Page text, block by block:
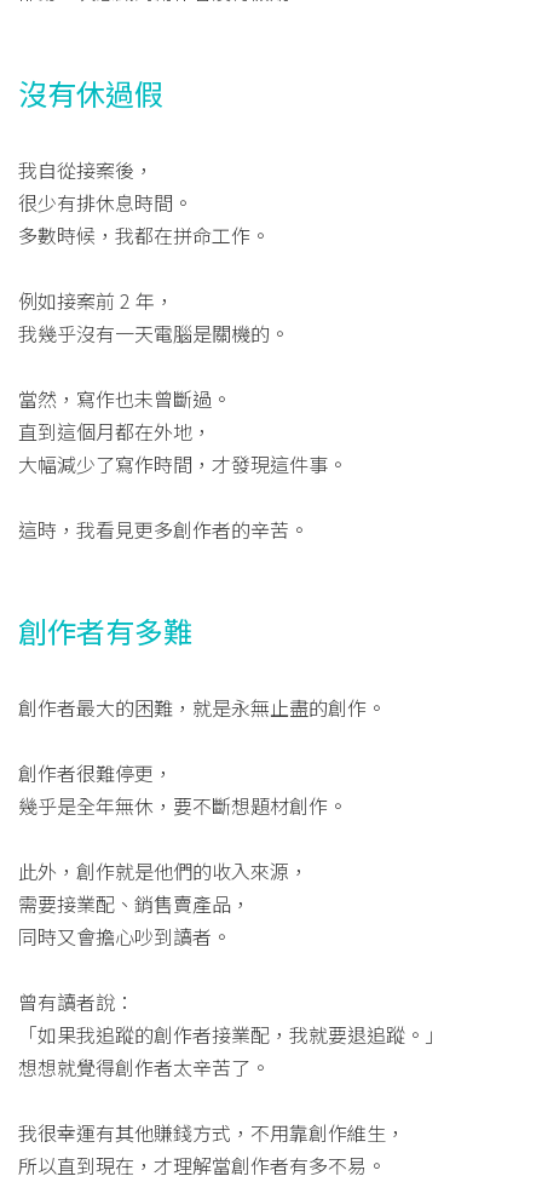
沒有休過假
我自從接案後，
很少有排休息時間。
多數時候，我都在拼命工作。
例如接案前 2 年，
我幾乎沒有一天電腦是關機的。
當然，寫作也未曾斷過。
直到這個月都在外地，
大幅減少了寫作時間，才發現這件事。
這時，我看見更多創作者的辛苦。
創作者有多難
創作者最大的困難，就是永無止盡的創作。
創作者很難停更，
幾乎是全年無休，要不斷想題材創作。
此外，創作就是他們的收入來源，
需要接業配、銷售賣產品，
同時又會擔心吵到讀者。
曾有讀者說：
「如果我追蹤的創作者接業配，我就要退追蹤。」
想想就覺得創作者太辛苦了。
我很幸運有其他賺錢方式，不用靠創作維生，
所以直到現在，才理解當創作者有多不易。